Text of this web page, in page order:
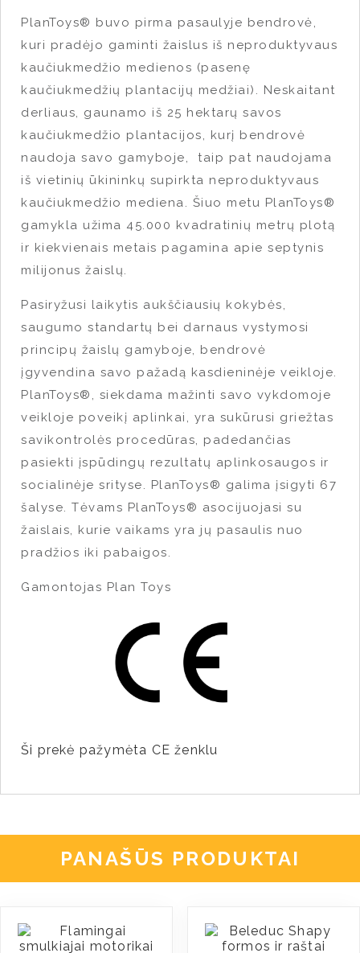
PlanToys® buvo pirma pasaulyje bendrovė,
kuri pradėjo gaminti žaislus iš neproduktyvaus
kaučiukmedžio medienos (pasenę
kaučiukmedžių plantacijų medžiai). Neskaitant
derliaus, gaunamo iš 25 hektarų savos
kaučiukmedžio plantacijos, kurį bendrovė
naudoja savo gamyboje, taip pat naudojama
iš vietinių ūkininkų supirkta neproduktyvaus
kaučiukmedžio mediena. Šiuo metu PlanToys®
gamykla užima 45.000 kvadratinių metrų plotą
ir kiekvienais metais pagamina apie septynis
milijonus žaislų.
Pasiryžusi laikytis aukščiausių kokybės,
saugumo standartų bei darnaus vystymosi
principų žaislų gamyboje, bendrovė
įgyvendina savo pažadą kasdieninėje veikloje.
PlanToys®, siekdama mažinti savo vykdomoje
veikloje poveikį aplinkai, yra sukūrusi griežtas
savikontrolės procedūras, padedančias
pasiekti įspūdingų rezultatų aplinkosaugos ir
socialinėje srityse. PlanToys® galima įsigyti 67
šalyse. Tėvams PlanToys® asocijuojasi su
žaislais, kurie vaikams yra jų pasaulis nuo
pradžios iki pabaigos.
Gamontojas Plan Toys
Ši prekė pažymėta CE ženklu
PANAŠŪS PRODUKTAI